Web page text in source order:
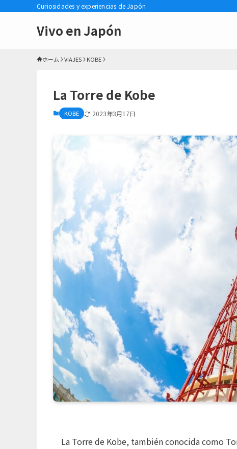
Curiosidades y experiencias de Japón
Vivo en Japón
ホーム VIAJES KOBE
La Torre de Kobe
KOBE 2023年3月17日
La Torre de Kobe, también conocida como